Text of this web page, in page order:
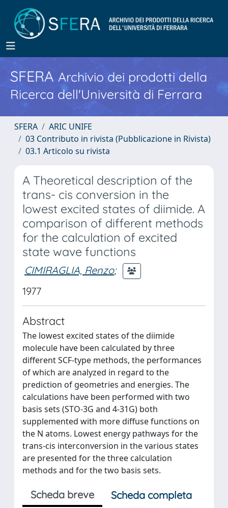
SFERA Archivio dei prodotti della
Ricerca dell'Università di Ferrara
SFERA
ARIC UNIFE
03 Contributo in rivista (Pubblicazione in Rivista)
03.1 Articolo su rivista
A Theoretical description of the
trans- cis conversion in the
lowest excited states of diimide. A
comparison of different methods
for the calculation of excited
state wave functions
CIMIRAGLIA, Renzo;
1977
Abstract
The lowest excited states of the diimide
molecule have been calculated by three
different SCF-type methods, the performances
of which are analyzed in regard to the
prediction of geometries and energies. The
calculations have been performed with two
basis sets (STO-3G and 4-31G) both
supplemented with more diffuse functions on
the N atoms. Lowest energy pathways for the
trans-cis interconversion in the various states
are presented for the three calculation
methods and for the two basis sets.
Scheda breve
Scheda completa